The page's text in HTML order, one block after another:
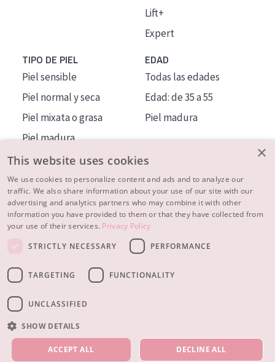
NUESTROS PRODUCTOS
Lift+
Expert
TIPO DE PIEL
Piel sensible
Piel normal y seca
Piel mixata o grasa
Piel madura
Piel expuesta al sol
Piel menopáusica
EDAD
Todas las edades
Edad: de 35 a 55
Piel madura
MÁS SOBRE NOSOTROS
INSPIRACIÓN
CONTACTO
© 2023 - 2026 Diadermine
×
This website uses cookies
We use cookies to personalize content and ads and to analyze our
traffic. We also share information about your use of our site with our
advertising and analytics partners who may combine it with other
information you have provided to them or that they have collected from
your use of their services. Privacy Policy
STRICTLY NECESSARY
PERFORMANCE
TARGETING FUNCTIONALITY
UNCLASSIFIED
SHOW DETAILS
ACCEPT ALL DECLINE ALL